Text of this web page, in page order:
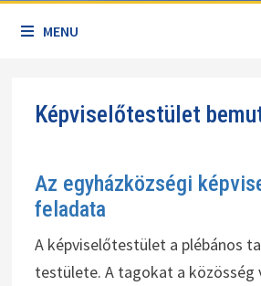
MENU
Képviselőtestület
Az egyházközségi
feladata
A képviselőtestület a plébános
testülete. A tagokat a közösség